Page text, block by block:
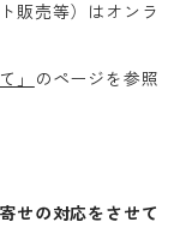
販売等）はオンラ
」
のページを参照
せの対応をさせて